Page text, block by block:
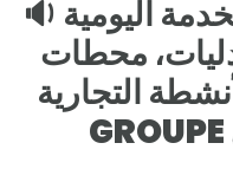
اليومية 🔉
محطات
التجارية
✅ متوفّرة حصريًا لدى GROUPE